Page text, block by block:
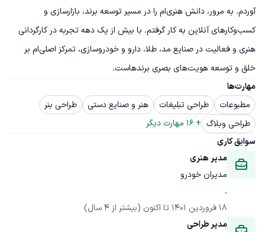
آوردم. به مرور، دانش هنری‌ام را در مسیر توسعه برند، بازارسازی و
کسب‌وکارهای آنلاین به کار گرفتم. با بیش از یک دهه تجربه در کارگردانی
هنری و فعالیت در صنایع مد، طلا، دارو و خودروسازی، تمرکز اصلی‌ام بر
خلق و توسعه هویت‌های بصری برندهاست.
مهارت‌ها
مطبوعات
طراحی تبلیغات هنر و صنایع دستی
طراحی بنر
طراحی وبلاگ +
16 مهارت دیگر
سوابق کاری
مدیر هنری
مدیران خودرو
.
18 فروردین 1401
تا اکنون (بیشتر از 4 سال)
مدیر طراحی